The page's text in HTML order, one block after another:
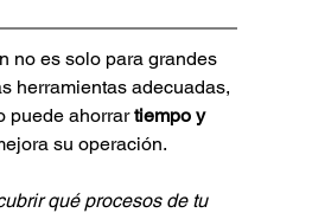
no es solo para grandes
herramientas adecuadas,
puede ahorrar tiempo y
su operación.
qué procesos de tu